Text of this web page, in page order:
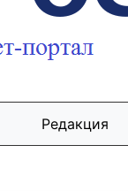
Редакция